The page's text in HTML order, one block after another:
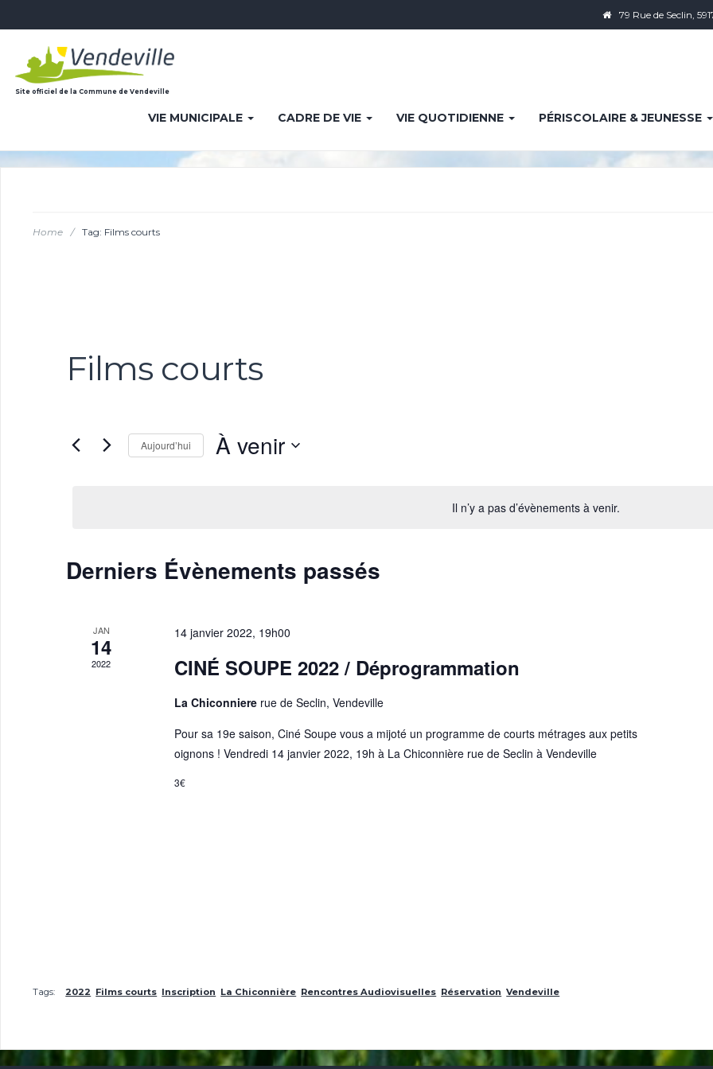
79 Rue de Seclin,
Site officiel de la Commune de Vendeville
VIE MUNICIPALE CADRE DE VIE VIE QUOTIDIENNE PÉRISCOLAIRE & JEUNESSE
Home / Tag: Films courts
Films courts
Il n’y a pas d’évènements à venir.
Aujourd’hui À venir
Derniers Évènements passés
JAN
14
2022
14 janvier 2022, 19h00
CINÉ SOUPE 2022 / Déprogrammation
La Chiconniere rue de Seclin, Vendeville
Pour sa 19e saison, Ciné Soupe vous a mijoté un programme de courts métrages aux petits
oignons ! Vendredi 14 janvier 2022, 19h à La Chiconnière rue de Seclin à Vendeville
3€
Tags: 2022 Films courts Inscription La Chiconnière Rencontres Audiovisuelles Réservation Vendeville